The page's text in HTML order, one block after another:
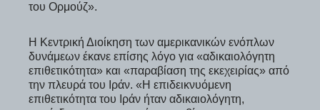
του Ορμούζ».
Η Κεντρική Διοίκηση των αμερικανικών ενόπλων
δυνάμεων έκανε επίσης λόγο για «αδικαιολόγητη
επιθετικότητα» και «παραβίαση της εκεχειρίας» από
την πλευρά του Ιράν. «Η επιδεικνυόμενη
επιθετικότητα του Ιράν ήταν αδικαιολόγητη,